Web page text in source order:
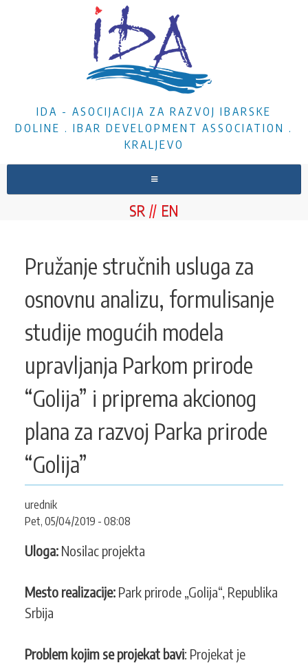
IDA - ASOCIJACIJA ZA RAZVOJ IBARSKE
DOLINE . IBAR DEVELOPMENT ASSOCIATION .
KRALJEVO
PROJEKTI
DOKUMENTA
KONTAKT
SEARCH
FORM
PRETRAGA
SR EN
Pružanje stručnih usluga za
osnovnu analizu, formulisanje
studije mogućih modela
upravljanja Parkom prirode
“Golija” i priprema akcionog
plana za razvoj Parka prirode
“Golija”
urednik
Pet, 05/04/2019 - 08:08
Uloga: Nosilac projekta
Mesto realizacije: Park prirode „Golija“, Republika
Srbija
Problem kojim se projekat bavi: Projekat je